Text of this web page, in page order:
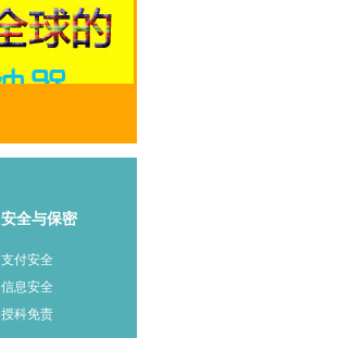
安全与保密
支付安全
信息安全
授科免责